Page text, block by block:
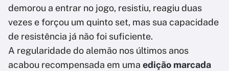
demorou a entrar no jogo, resistiu, reagiu duas
vezes e forçou um quinto set, mas sua capacidade
de resistência já não foi suficiente.
A regularidade do alemão nos últimos anos
acabou recompensada em uma edição marcada